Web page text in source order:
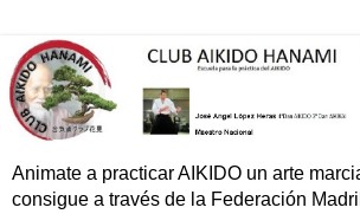
Animate a practicar AIKIDO un arte
consigue a través de la Federación